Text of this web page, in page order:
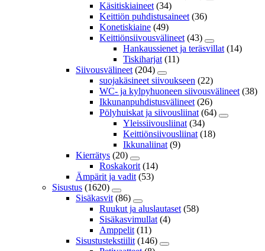
Käsitiskiaineet (34)
Keittiön puhdistusaineet (36)
Konetiskiaine (49)
Keittiönsiivousvälineet (43)
Hankaussienet ja teräsvillat (14)
Tiskiharjat (11)
Siivousvälineet (204)
suojakäsineet siivoukseen (22)
WC- ja kylpyhuoneen siivousvälineet (38)
Ikkunanpuhdistusvälineet (26)
Pölyhuiskat ja siivousliinat (64)
Yleissiivousliinat (34)
Keittiönsiivousliinat (18)
Ikkunaliinat (9)
Kierrätys (20)
Roskakorit (14)
Ämpärit ja vadit (53)
Sisustus (1620)
Sisäkasvit (86)
Ruukut ja aluslautaset (58)
Sisäkasvimullat (4)
Amppelit (11)
Sisustustekstiilit (146)